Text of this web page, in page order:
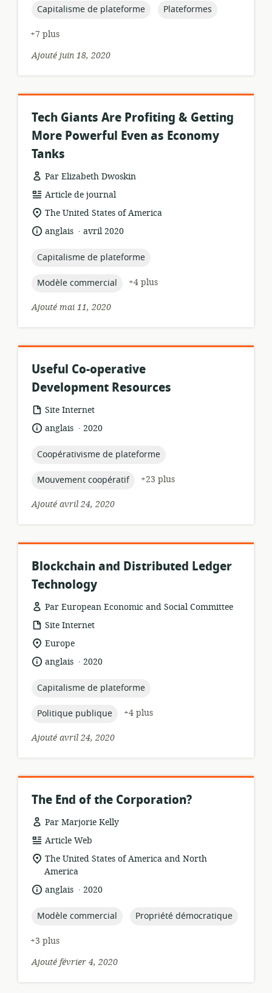
publication:
topic:
Capitalisme de plateforme topic:
Plateformes
+7 plus
Ajouté juin 18, 2020
Tech Giants Are Profiting & Getting
More Powerful Even as Economy
Tanks
Par Elizabeth Dwoskin
Format
de
ressource:
Article de journal
Lieu
pertinence:
The United States of America
langue:
anglais .
date
publication:
avril 2020
topic:
Capitalisme de plateforme
topic:
Modèle commercial
+4 plus
Ajouté mai 11, 2020
Useful Co-operative
Development Resources
Format
ressource:
Site Internet
langue:
anglais .
date
publication:
2020
topic:
Coopérativisme de plateforme
topic:
Mouvement coopératif
+23 plus
Ajouté avril 24, 2020
Blockchain and Distributed Ledger
Technology
Par European Economic and Social Committee
Format
de
ressource:
Site Internet
Lieu
pertinence:
Europe
langue:
anglais .
date
publication:
2020
topic:
Capitalisme de plateforme
topic:
Politique publique
+4 plus
Ajouté avril 24, 2020
The End of the Corporation?
Par Marjorie Kelly
Format
de
ressource:
Article Web
Lieu
de
pertinence:
The United States of America and North
America
langue:
anglais .
date
publication:
2020
topic:
Modèle commercial topic:
Propriété démocratique
+3 plus
Ajouté février 4, 2020